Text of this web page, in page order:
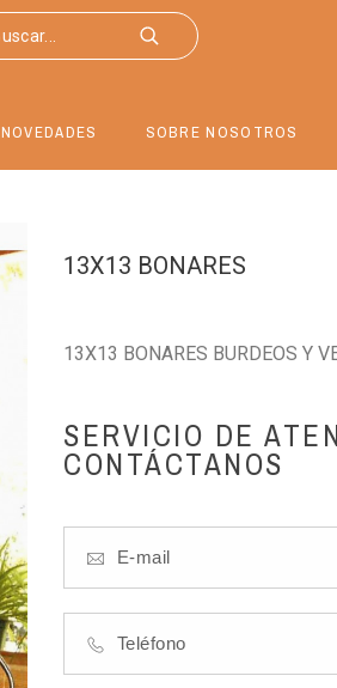
NOVEDADES SOBRE NOSOTROS
13X13 BONARES
13X13 BONARES BURDEOS Y
SERVICIO DE
CONTÁCTANOS